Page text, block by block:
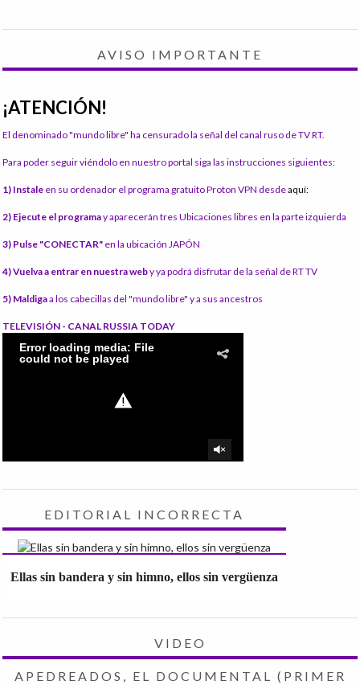
AVISO IMPORTANTE
¡ATENCIÓN!
El denominado "mundo libre" ha censurado la señal del canal ruso de TV RT.
Para poder seguir viéndolo en nuestro portal siga las instrucciones siguientes:
1) Instale en su ordenador el programa gratuito Proton VPN desdeaquí:
2) Ejecute el programay aparecerán tres Ubicaciones libres en la parte izquierda
3) Pulse "CONECTAR" en la ubicación JAPÓN
4) Vuelva a entrar en nuestra weby ya podrá disfrutar de la señal de RT TV
5) Maldigaa los cabecillas del "mundo libre" y a sus ancestros
TELEVISIÓN - CANAL RUSSIA TODAY
EDITORIAL INCORRECTA
Ellas sin bandera y sin himno, ellos sin vergüenza
VIDEO
APEDREADOS, EL DOCUMENTAL (PRIMER